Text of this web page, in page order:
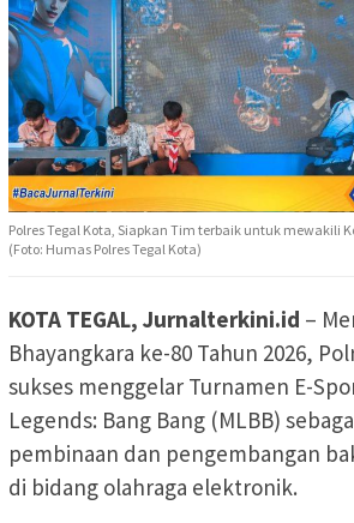
Polres Tegal Kota, Siapkan Tim terbaik untuk mewakili
(Foto: Humas Polres Tegal Kota)
KOTA TEGAL, Jurnalterkini.id –
Bhayangkara ke-80 Tahun 2026,
sukses menggelar Turnamen E-
Legends: Bang Bang (MLBB)
pembinaan dan pengembangan
di bidang olahraga elektronik.